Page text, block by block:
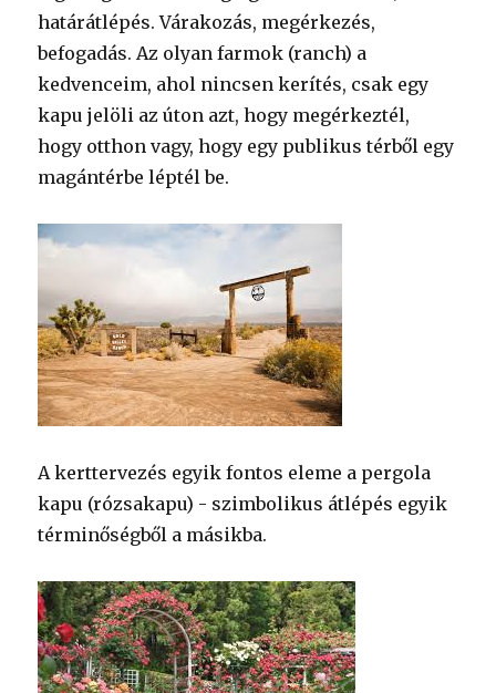
határátlépés. Várakozás, megérkezés,
befogadás. Az olyan farmok (ranch) a
kedvenceim, ahol nincsen kerítés, csak egy
kapu jelöli az úton azt, hogy megérkeztél,
hogy otthon vagy, hogy egy publikus térből egy
magántérbe léptél be.
A kerttervezés egyik fontos eleme a pergola
kapu (rózsakapu) - szimbolikus átlépés egyik
términőségből a másikba.